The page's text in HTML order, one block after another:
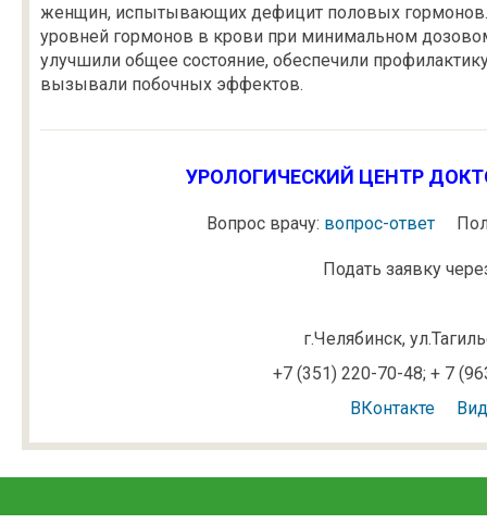
женщин, испытывающих дефицит половых гормонов.
уровней гормонов в крови при минимальном
улучшили общее состояние, обеспечили
вызывали побочных эффектов.
УРОЛОГИЧЕСКИЙ ЦЕНТР
Вопрос врачу: вопрос-ответ
Подать заявку
г.Челябинск,
+7 (351) 220-70-48; + 7
ВКонтакте